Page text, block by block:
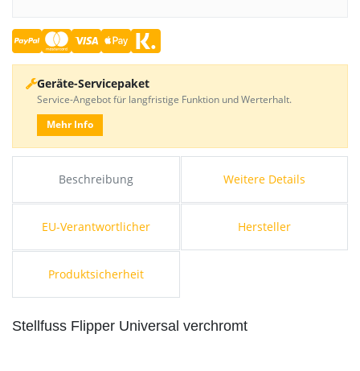
Beschreibung Weitere Details
EU-Verantwortlicher Hersteller
Produktsicherheit
Stellfuss Flipper Universal verchromt
Geräte-Servicepaket
Service-Angebot für langfristige Funktion und Werterhalt.
Mehr Info